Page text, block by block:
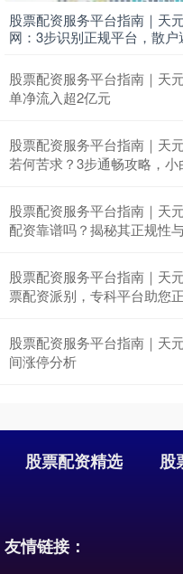
股票配资服务平台指南｜天
网：3步识别正规平台，散
股票配资服务平台指南｜天
单净流入超2亿元
股票配资服务平台指南｜天
若何苦求？3步通畅攻略，小
股票配资服务平台指南｜天
配资靠谱吗？揭秘其正规性
股票配资服务平台指南｜天
票配资派别，专科平台助您
股票配资服务平台指南｜天
间涨停分析
股票配资精选 股
友情链接：